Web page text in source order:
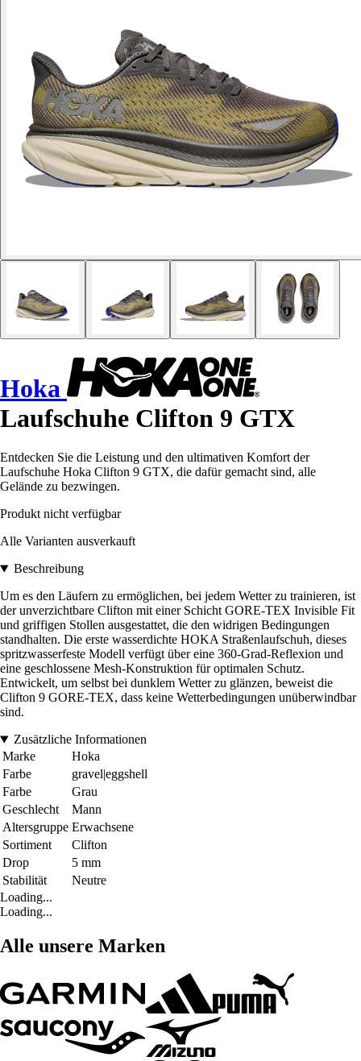
Hoka
Laufschuhe Clifton 9 GTX
Entdecken Sie die Leistung und den ultimativen Komfort der
Laufschuhe Hoka Clifton 9 GTX, die dafür gemacht sind, alle
Gelände zu bezwingen.
Produkt nicht verfügbar
Alle Varianten ausverkauft
Beschreibung
Um es den Läufern zu ermöglichen, bei jedem Wetter zu trainieren, ist
der unverzichtbare Clifton mit einer Schicht GORE-TEX Invisible Fit
und griffigen Stollen ausgestattet, die den widrigen Bedingungen
standhalten. Die erste wasserdichte HOKA Straßenlaufschuh, dieses
spritzwasserfeste Modell verfügt über eine 360-Grad-Reflexion und
eine geschlossene Mesh-Konstruktion für optimalen Schutz.
Entwickelt, um selbst bei dunklem Wetter zu glänzen, beweist die
Clifton 9 GORE-TEX, dass keine Wetterbedingungen unüberwindbar
sind.
Zusätzliche Informationen
Marke
Hoka
Farbe
gravel|eggshell
Farbe
Grau
Geschlecht
Mann
Altersgruppe Erwachsene
Sortiment
Clifton
Drop
5 mm
Stabilität
Neutre
Loading...
Loading...
Alle unsere Marken